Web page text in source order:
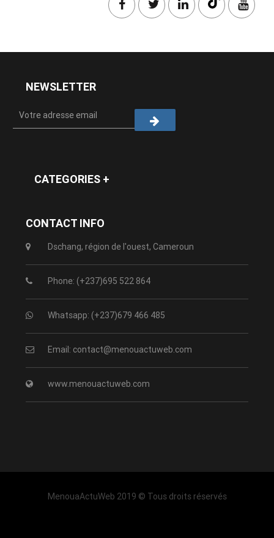
NEWSLETTER
CATEGORIES +
CONTACT INFO
Dschang, région de l'ouest, Cameroun
Phone: (+237)695 522 864
Whatsapp: (+237)679 466 485
Email: contact@menouactuweb.com
www.menouactuweb.com
MenouaActuWeb 2019 © Tous droits réservés